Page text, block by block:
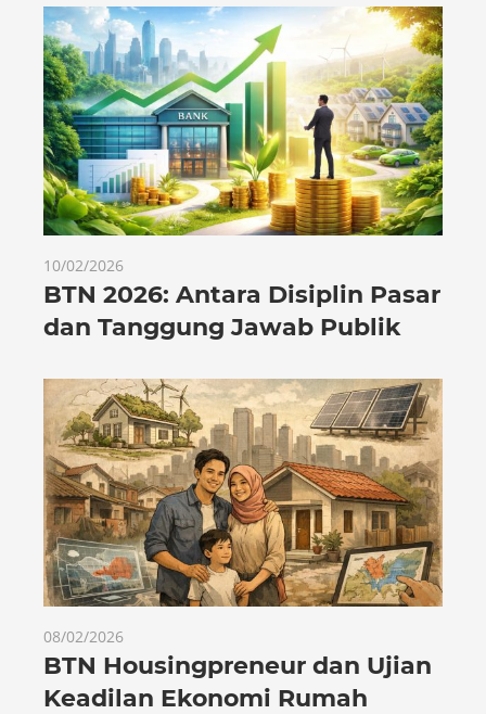
10/02/2026
BTN 2026: Antara Disiplin Pasar
dan Tanggung Jawab Publik
08/02/2026
BTN Housingpreneur dan Ujian
Keadilan Ekonomi Rumah